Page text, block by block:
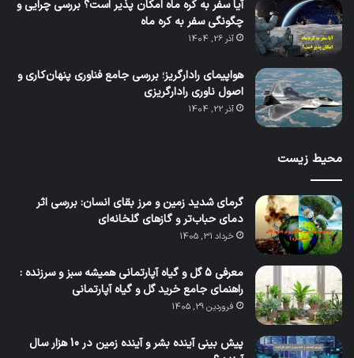
آیا سفر به کره ماه امکان پذیر است؟ بررسی چرایی و
چگونگی سفر به کره ماه
آذر 26, 1404
هواپیمای رادارگریز؛ بررسی جامع فناوری پنهان‌کاری و
اصول ناوری رادارگریزی
آذر 22, 1404
محیط زیست
گرمای شدید زمین و مرز بقای انسان: بررسی اثر
دمای حباب‌تر و گازهای گلخانه‌ای
خرداد 31, 1405
معرفی 5 گل و گیاه آپارتمانی همیشه سبز و سرزنده :
راهنمای جامع خرید گل و گیاه آپارتمانی
فروردین 29, 1405
پیش بینی آینده بشر و آینده زمین در 10 هزار سال